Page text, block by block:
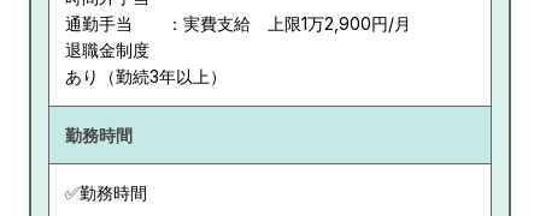
通勤手当 ：実費支給 上限1万2,900円/月
退職金制度
あり（勤続3年以上）
勤務時間
✅勤務時間